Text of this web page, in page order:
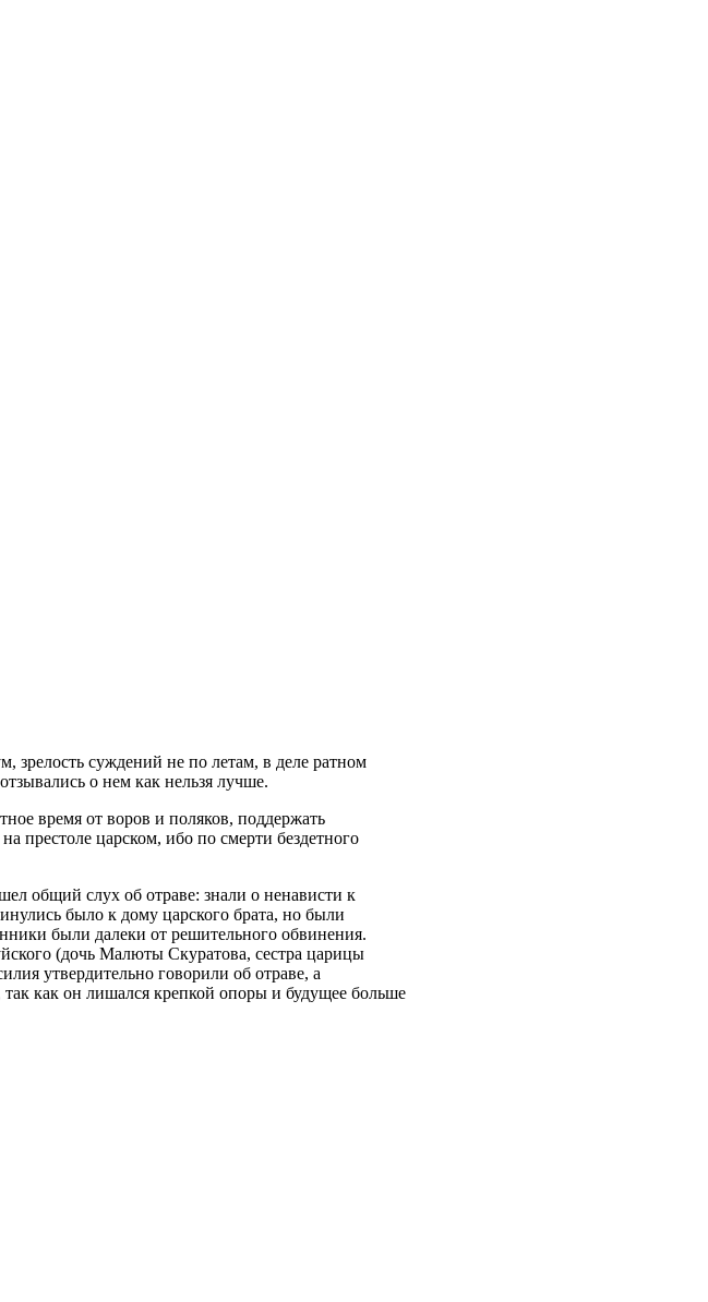
зрелость суждений не по летам, в деле ратном
о нем как нельзя лучше.
время от воров и поляков, поддержать
престоле царском, ибо по смерти бездетного
общий слух об отраве: знали о ненависти к
было к дому царского брата, но были
были далеки от решительного обвинения.
(дочь Малюты Скуратова, сестра царицы
утвердительно говорили об отраве, а
как он лишался крепкой опоры и будущее больше